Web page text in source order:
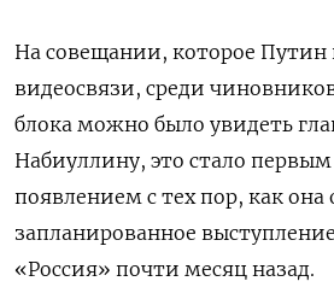
На совещании, которое Путин
видеосвязи, среди
блока можно было увидеть
Набиуллину, это стало
появлением с тех пор, как
запланированное
«Россия» почти месяц назад.